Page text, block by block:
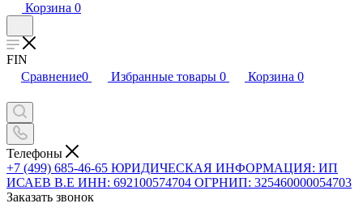
Корзина 0
FIN
Сравнение0 Избранные товары 0 Корзина 0
Телефоны
+7 (499) 685-46-65 ЮРИДИЧЕСКАЯ ИНФОРМАЦИЯ: ИП
ИСАЕВ В.Е ИНН: 692100574704 ОГРНИП: 325460000054703
Заказать звонок